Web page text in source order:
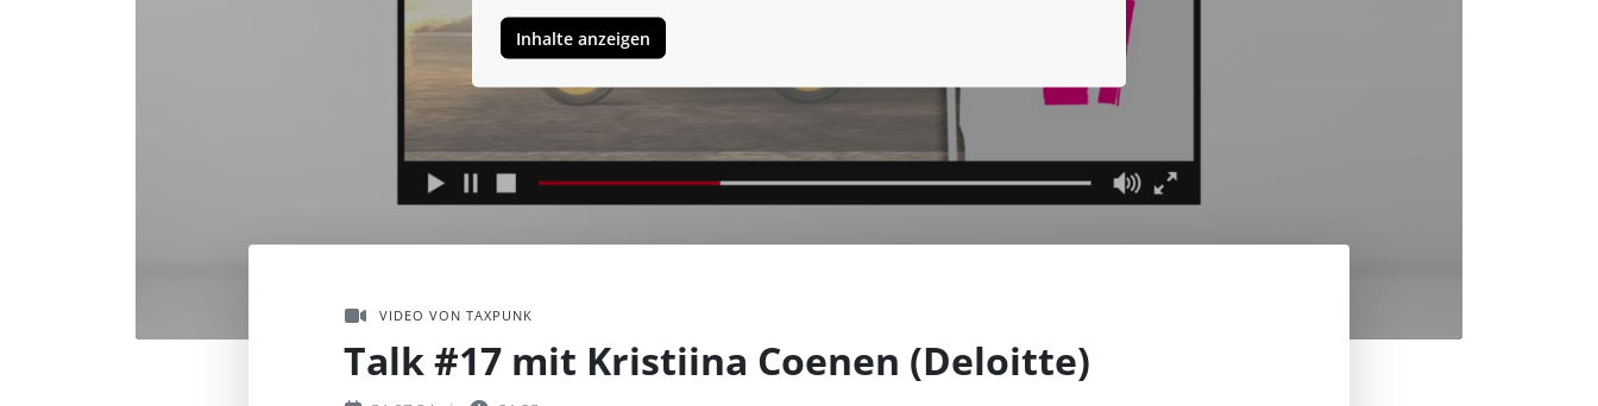
Inhalte anzeigen
VIDEO VON TAXPUNK
Talk #17 mit Kristiina Coenen (Deloitte)